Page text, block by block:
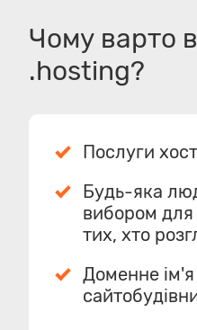
Чому варто
.hosting?
Послуги
Будь-яка
вибором для
тих, хто
Доменне